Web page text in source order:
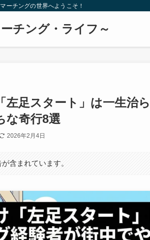
ーチングの世界へようこそ！
チング・ライフ～
左足スタート」は一生治
な奇行8選
2026年2月4日
含まれています。